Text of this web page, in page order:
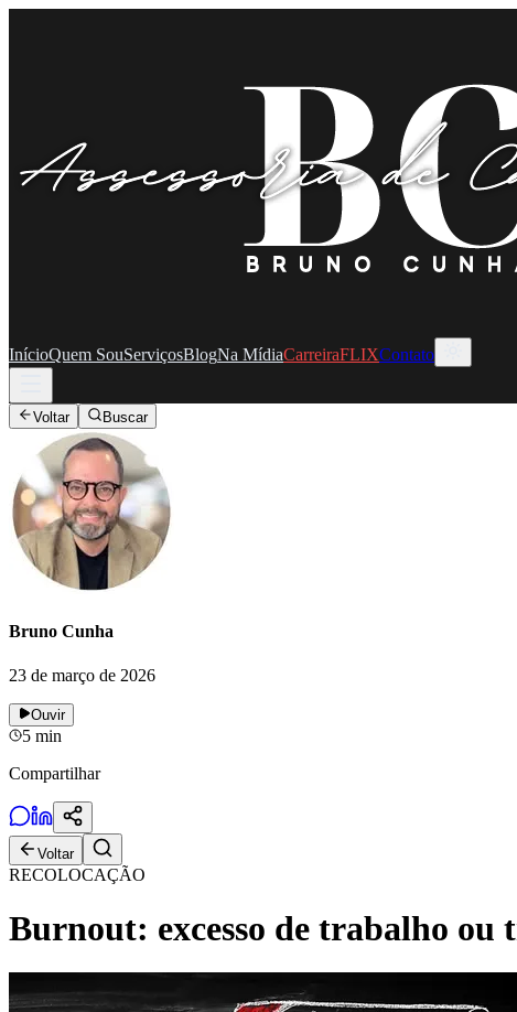
InícioQuem SouServiçosBlogNa MídiaCarreiraFLIXContato
Voltar Buscar
Bruno Cunha
23 de março de 2026
Ouvir
5 min
Compartilhar
Voltar
RECOLOCAÇÃO
Burnout: excesso de trabalho ou